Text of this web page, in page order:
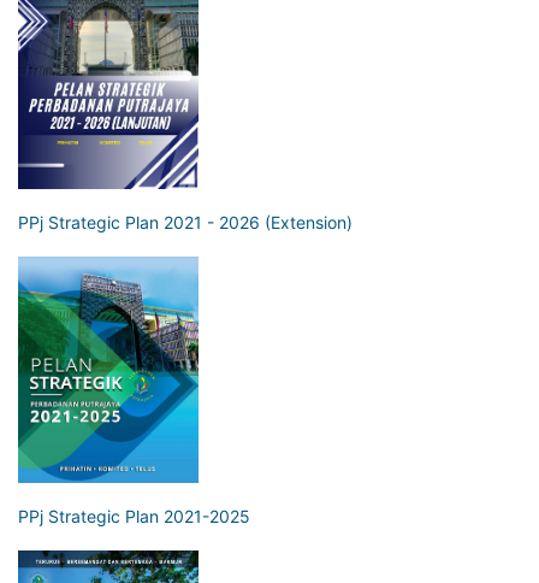
PPj Strategic Plan 2021 - 2026 (Extension)
PPj Strategic Plan 2021-2025